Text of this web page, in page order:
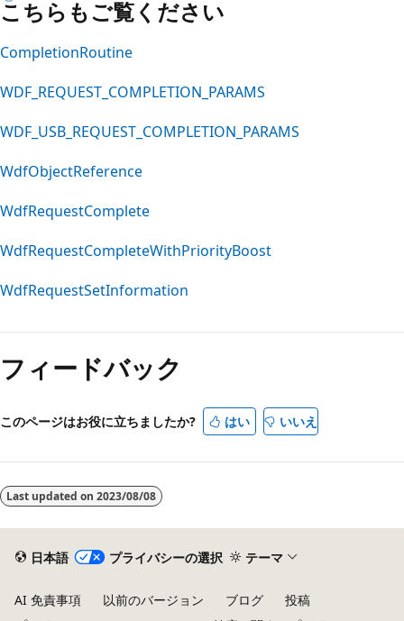
こちらもご覧ください
CompletionRoutine
WDF_REQUEST_COMPLETION_PARAMS
WDF_USB_REQUEST_COMPLETION_PARAMS
WdfObjectReference
WdfRequestComplete
WdfRequestCompleteWithPriorityBoost
WdfRequestSetInformation
フィードバック
このページはお役に立ちましたか? はい いいえ
Last updated on 2023/08/08
日本語 プライバシーの選択 テーマ
AI 免責事項 以前のバージョン ブログ
投稿